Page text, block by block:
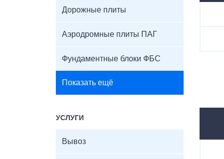
Дорожные плиты
Аэродромные плиты ПАГ
Фундаментные блоки ФБС
Показать ещё
УСЛУГИ
Вывоз